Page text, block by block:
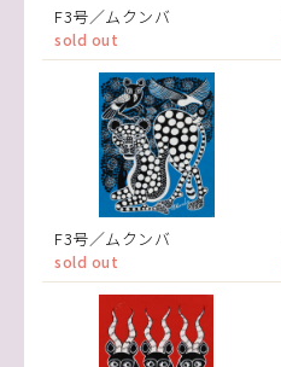
F3号／ムクンバ
sold out
F3号／ムクンバ
sold out